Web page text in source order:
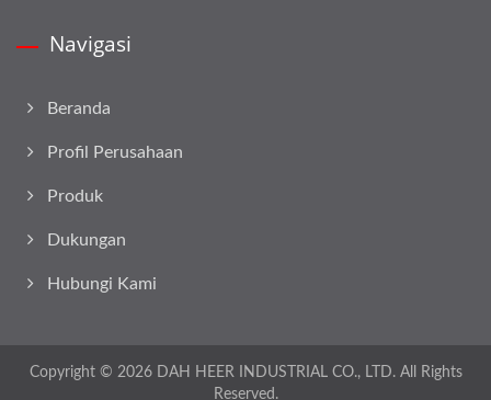
Navigasi
Beranda
Profil Perusahaan
Produk
Dukungan
Hubungi Kami
Copyright © 2026 DAH HEER INDUSTRIAL CO., LTD.All Rights
Reserved.